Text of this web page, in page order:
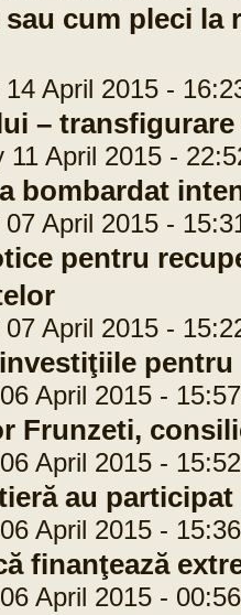
sau cum pleci
April 2015 -
–
April 2015 -
bombardat
April 2015 -
pentru
April 2015 -
April 2015 -
Frunzeti,
April 2015 -
au participat
April 2015 -
finanţează
April 2015 -